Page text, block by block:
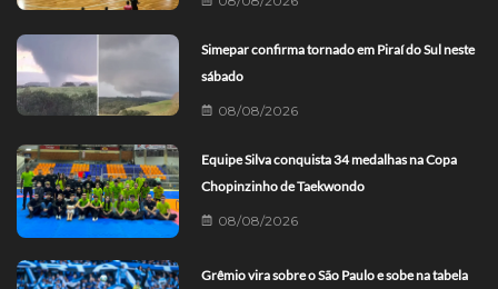
Simepar confirma tornado em Piraí do Sul neste
sábado
08/08/2026
Equipe Silva conquista 34 medalhas na Copa
Chopinzinho de Taekwondo
08/08/2026
Grêmio vira sobre o São Paulo e sobe na tabela